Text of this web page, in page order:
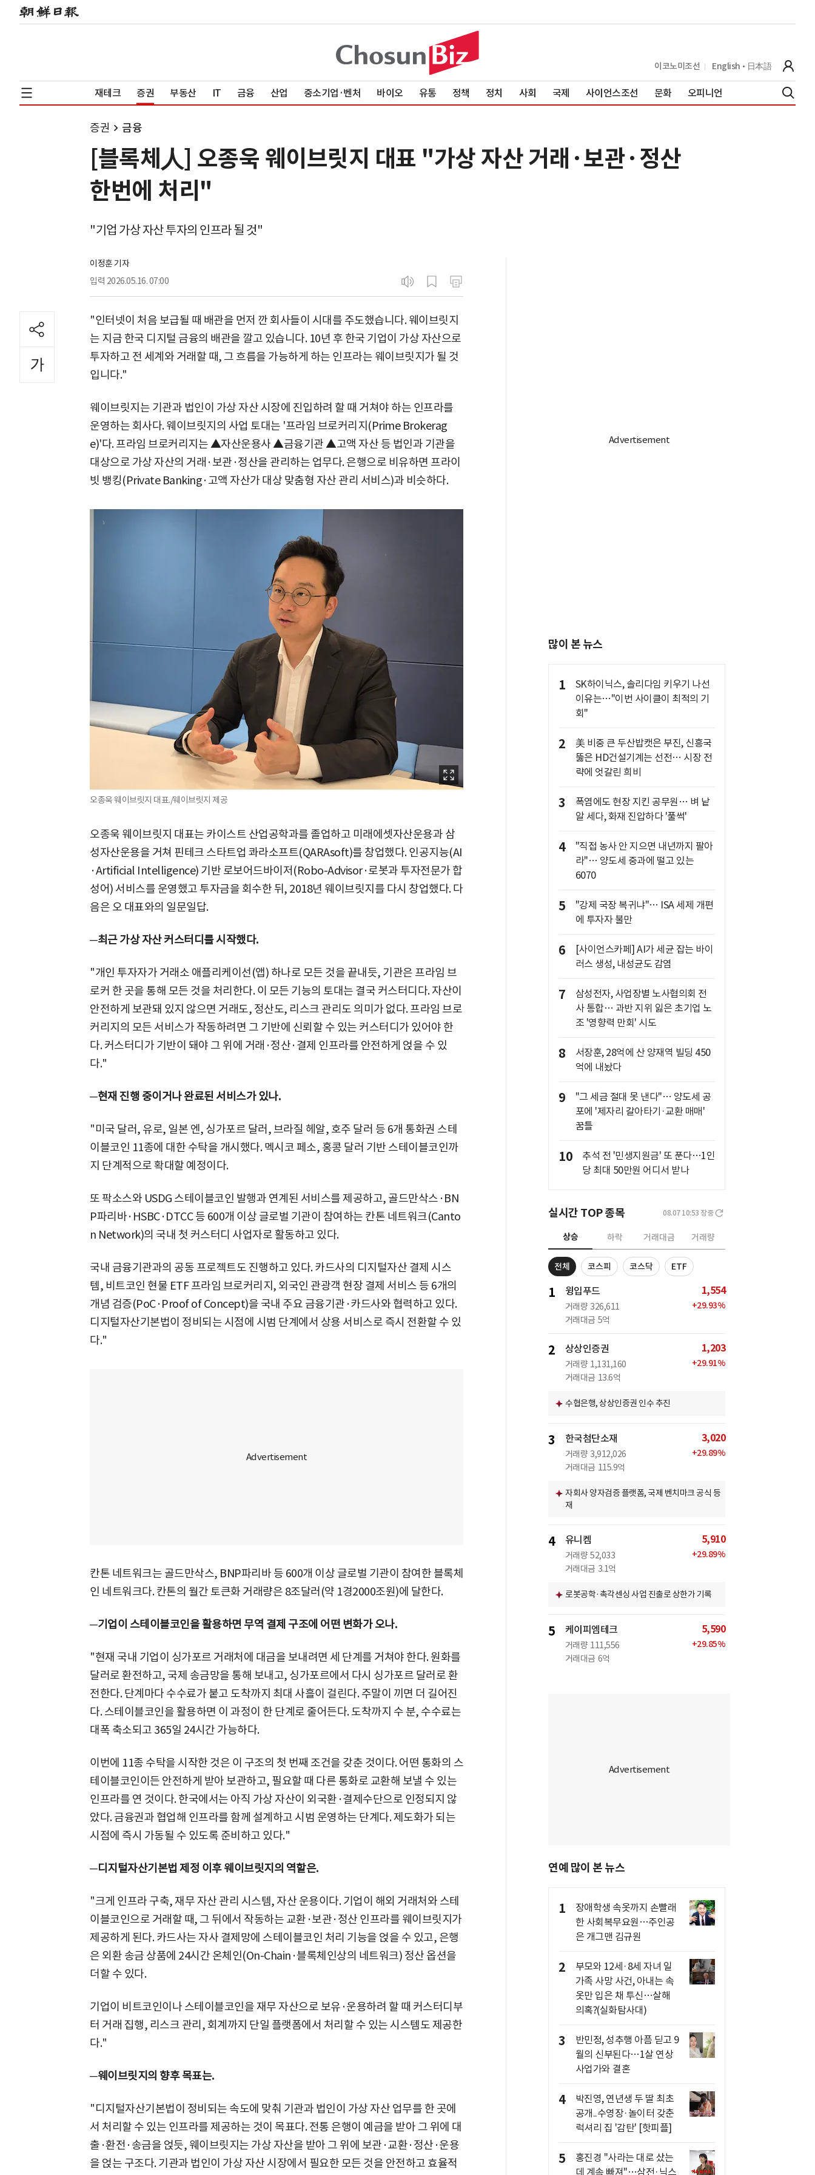
이코노미조선 English 日本語
재테크 증권 부동산 IT 금융 산업 중소기업·벤처 바이오 유통 정책 정치 사회 국제 사이언스조선 문화 오피니언
증권 금융
[블록체人] 오종욱 웨이브릿지 대표 "가상 자산 거래·보관·정산
한번에 처리"
"기업 가상 자산 투자의 인프라 될 것"
이정훈 기자
입력 2026.05.16. 07:00
"인터넷이 처음 보급될 때 배관을 먼저 깐 회사들이 시대를 주도했습니다. 웨이브릿지
는 지금 한국 디지털 금융의 배관을 깔고 있습니다. 10년 후 한국 기업이 가상 자산으로
투자하고 전 세계와 거래할 때, 그 흐름을 가능하게 하는 인프라는 웨이브릿지가 될 것
입니다."
웨이브릿지는 기관과 법인이 가상 자산 시장에 진입하려 할 때 거쳐야 하는 인프라를
운영하는 회사다. 웨이브릿지의 사업 토대는 '프라임 브로커리지(Prime Brokerag
e)'다. 프라임 브로커리지는 ▲자산운용사 ▲금융기관 ▲고액 자산 등 법인과 기관을
대상으로 가상 자산의 거래·보관·정산을 관리하는 업무다. 은행으로 비유하면 프라이
빗 뱅킹(Private Banking·고액 자산가 대상 맞춤형 자산 관리 서비스)과 비슷하다.
오종욱 웨이브릿지 대표./웨이브릿지 제공
오종욱 웨이브릿지 대표는 카이스트 산업공학과를 졸업하고 미래에셋자산운용과 삼
성자산운용을 거쳐 핀테크 스타트업 콰라소프트(QARAsoft)를 창업했다. 인공지능(AI
·Artificial Intelligence) 기반 로보어드바이저(Robo-Advisor·로봇과 투자전문가 합
성어) 서비스를 운영했고 투자금을 회수한 뒤, 2018년 웨이브릿지를 다시 창업했다. 다
음은 오 대표와의 일문일답.
─최근 가상 자산 커스터디를 시작했다.
"개인 투자자가 거래소 애플리케이선(앱) 하나로 모든 것을 끝내듯, 기관은 프라임 브
로커 한 곳을 통해 모든 것을 처리한다. 이 모든 기능의 토대는 결국 커스터디다. 자산이
안전하게 보관돼 있지 않으면 거래도, 정산도, 리스크 관리도 의미가 없다. 프라임 브로
커리지의 모든 서비스가 작동하려면 그 기반에 신뢰할 수 있는 커스터디가 있어야 한
다. 커스터디가 기반이 돼야 그 위에 거래·정산·결제 인프라를 안전하게 얹을 수 있
다."
─현재 진행 중이거나 완료된 서비스가 있나.
"미국 달러, 유로, 일본 엔, 싱가포르 달러, 브라질 헤알, 호주 달러 등 6개 통화권 스테
이블코인 11종에 대한 수탁을 개시했다. 멕시코 페소, 홍콩 달러 기반 스테이블코인까
지 단계적으로 확대할 예정이다.
또 팍소스와 USDG 스테이블코인 발행과 연계된 서비스를 제공하고, 골드만삭스·BN
P파리바·HSBC·DTCC 등 600개 이상 글로벌 기관이 참여하는 칸톤 네트워크(Canto
n Network)의 국내 첫 커스터디 사업자로 활동하고 있다.
국내 금융기관과의 공동 프로젝트도 진행하고 있다. 카드사의 디지털자산 결제 시스
템, 비트코인 현물 ETF 프라임 브로커리지, 외국인 관광객 현장 결제 서비스 등 6개의
개념 검증(PoC·Proof of Concept)을 국내 주요 금융기관·카드사와 협력하고 있다.
디지털자산기본법이 정비되는 시점에 시범 단계에서 상용 서비스로 즉시 전환할 수 있
다."
칸톤 네트워크는 골드만삭스, BNP파리바 등 600개 이상 글로벌 기관이 참여한 블록체
인 네트워크다. 칸톤의 월간 토큰화 거래량은 8조달러(약 1경2000조원)에 달한다.
─기업이 스테이블코인을 활용하면 무역 결제 구조에 어떤 변화가 오나.
"현재 국내 기업이 싱가포르 거래처에 대금을 보내려면 세 단계를 거쳐야 한다. 원화를
달러로 환전하고, 국제 송금망을 통해 보내고, 싱가포르에서 다시 싱가포르 달러로 환
전한다. 단계마다 수수료가 붙고 도착까지 최대 사흘이 걸린다. 주말이 끼면 더 길어진
다. 스테이블코인을 활용하면 이 과정이 한 단계로 줄어든다. 도착까지 수 분, 수수료는
대폭 축소되고 365일 24시간 가능하다.
이번에 11종 수탁을 시작한 것은 이 구조의 첫 번째 조건을 갖춘 것이다. 어떤 통화의 스
테이블코인이든 안전하게 받아 보관하고, 필요할 때 다른 통화로 교환해 보낼 수 있는
인프라를 연 것이다. 한국에서는 아직 가상 자산이 외국환·결제수단으로 인정되지 않
았다. 금융권과 협업해 인프라를 함께 설계하고 시범 운영하는 단계다. 제도화가 되는
시점에 즉시 가동될 수 있도록 준비하고 있다."
─디지털자산기본법 제정 이후 웨이브릿지의 역할은.
"크게 인프라 구축, 재무 자산 관리 시스템, 자산 운용이다. 기업이 해외 거래처와 스테
이블코인으로 거래할 때, 그 뒤에서 작동하는 교환·보관·정산 인프라를 웨이브릿지가
제공하게 된다. 카드사는 자사 결제망에 스테이블코인 처리 기능을 얹을 수 있고, 은행
은 외환 송금 상품에 24시간 온체인(On-Chain·블록체인상의 네트워크) 정산 옵션을
더할 수 있다.
기업이 비트코인이나 스테이블코인을 재무 자산으로 보유·운용하려 할 때 커스터디부
터 거래 집행, 리스크 관리, 회계까지 단일 플랫폼에서 처리할 수 있는 시스템도 제공한
다."
─웨이브릿지의 향후 목표는.
"디지털자산기본법이 정비되는 속도에 맞춰 기관과 법인이 가상 자산 업무를 한 곳에
서 처리할 수 있는 인프라를 제공하는 것이 목표다. 전통 은행이 예금을 받아 그 위에 대
출·환전·송금을 얹듯, 웨이브릿지는 가상 자산을 받아 그 위에 보관·교환·정산·운용
을 얹는 구조다. 기관과 법인이 가상 자산 시장에서 필요한 모든 것을 안전하고 효율적
많이 본 뉴스
1
SK하이닉스, 솔리다임 키우기 나선
이유는…"이번 사이클이 최적의 기
회"
2
美 비중 큰 두산밥캣은 부진, 신흥국
뚫은 HD건설기계는 선전… 시장 전
략에 엇갈린 희비
3
폭염에도 현장 지킨 공무원… 벼 낱
알 세다, 화재 진압하다 '풀썩'
4
"직접 농사 안 지으면 내년까지 팔아
라"… 양도세 중과에 떨고 있는
6070
5
"강제 국장 복귀냐"… ISA 세제 개편
에 투자자 불만
6
[사이언스카페] AI가 세균 잡는 바이
러스 생성, 내성균도 감염
7
삼성전자, 사업장별 노사협의회 전
사 통합… 과반 지위 잃은 초기업 노
조 '영향력 만회' 시도
8
서장훈, 28억에 산 양재역 빌딩 450
억에 내놨다
9
"그 세금 절대 못 낸다"… 양도세 공
포에 '제자리 갈아타기·교환 매매'
꿈틀
10
추석 전 '민생지원금' 또 푼다…1인
당 최대 50만원 어디서 받나
실시간 TOP 종목 08.07 10:53 장중
상승 하락 거래대금 거래량
전체 코스피 코스닥 ETF
1 윙입푸드
거래량 326,611
거래대금 5억
1,554
+29.93%
2 상상인증권
거래량 1,131,160
거래대금 13.6억
1,203
+29.91%
수협은행, 상상인증권 인수 추진
3 한국첨단소재
거래량 3,912,026
거래대금 115.9억
3,020
+29.89%
자회사 양자검증 플랫폼, 국제 벤치마크 공식 등
재
4 유니켐
거래량 52,033
거래대금 3.1억
5,910
+29.89%
로봇공학·촉각센싱 사업 진출로 상한가 기록
5 케이피엠테크
거래량 111,556
거래대금 6억
5,590
+29.85%
연예 많이 본 뉴스
1
장애학생 속옷까지 손빨래
한 사회복무요원…주인공
은 개그맨 김규원
2
부모와 12세·8세 자녀 일
가족 사망 사건, 아내는 속
옷만 입은 채 투신…살해
의혹?(실화탐사대)
3
반민정, 성추행 아픔 딛고 9
월의 신부된다…1살 연상
사업가와 결혼
4
박진영, 연년생 두 딸 최초
공개..수영장·놀이터 갖춘
럭셔리 집 '감탄' [핫피플]
5
홍진경 "사라는 대로 샀는
데 계속 빠져"…삼전·닉스